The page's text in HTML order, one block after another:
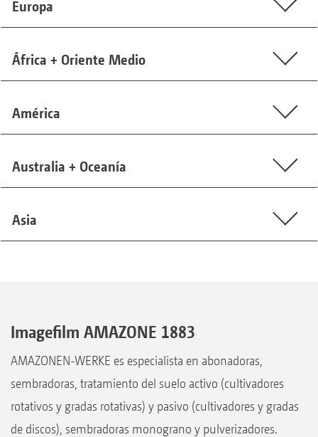
Europa
África + Oriente Medio
América
Australia + Oceanía
Asia
Imagefilm AMAZONE 1883
AMAZONEN-WERKE es especialista en abonadoras,
sembradoras, tratamiento del suelo activo (cultivadores
rotativos y gradas rotativas) y pasivo (cultivadores y gradas
de discos), sembradoras monograno y pulverizadores.